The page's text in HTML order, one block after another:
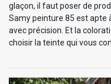
glaçon, il faut poser de
Samy peinture 85 est apte
avec précision. Et la
choisir la teinte qui vous